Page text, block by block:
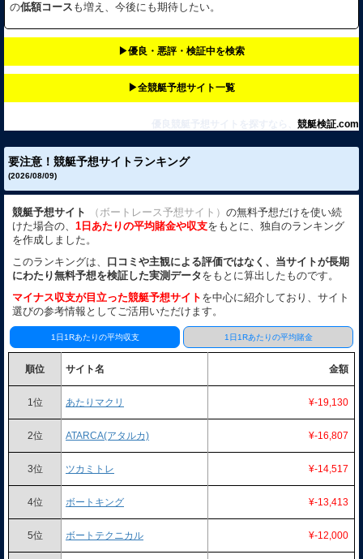
の低額コース も増え、今後にも期待したい。
▶︎優良・悪評・検証中を検索
▶︎全競艇予想サイト一覧
競艇検証.com
要注意！競艇予想サイトランキング
(2026/08/09)
競艇予想サイト （ボートレース予想サイト） の無料予想だけを使い続
けた場合の、 1日あたりの平均賭金や収支をもとに、独自のランキング
を作成しました。
このランキングは、 口コミや主観による評価ではなく、当サイトが長期
にわたり無料予想を検証した実測データをもとに算出したものです。
マイナス収支が目立った競艇予想サイト を中心に紹介しており、サイト
選びの参考情報としてご活用いただけます。
1日1Rあたりの平均収支 1日1Rあたりの平均賭金
順位 サイト名 金額
1位 あたりマクリ ¥-19,130
2位 ATARCA(アタルカ) ¥-16,807
3位 ツカミトレ ¥-14,517
4位 ボートキング ¥-13,413
5位 ボートテクニカル ¥-12,000